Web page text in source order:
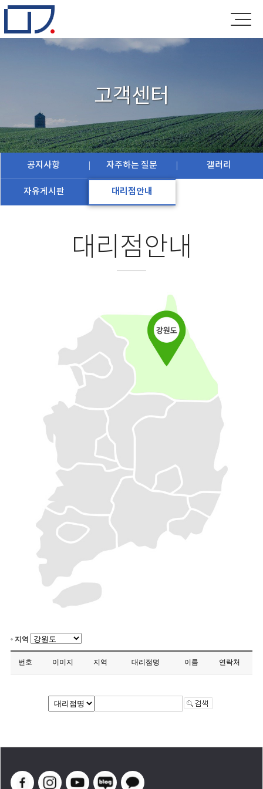
고객센터
공지사항 자주하는 질문 갤러리
자유게시판 대리점안내
대리점안내
지역
번호 이미지 지역 대리점명 이름 연락처